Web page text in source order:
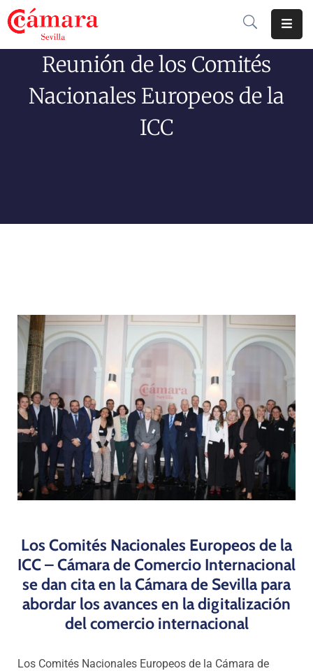
Cámara
Comercio
Programas
Reunión de los Comités
Nacionales Europeos de la
ICC
Los Comités Nacionales Europeos de la
ICC – Cámara de Comercio Internacional
se dan cita en la Cámara de Sevilla para
abordar los avances en la digitalización
del comercio internacional
Los Comités Nacionales Europeos de la Cámara de